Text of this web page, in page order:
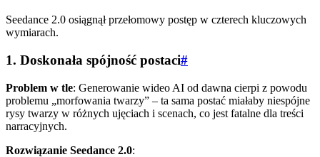
Seedance 2.0 osiągnął przełomowy postęp w czterech kluczowych
wymiarach.
1. Doskonała spójność postaci#
Problem w tle: Generowanie wideo AI od dawna cierpi z powodu
problemu „morfowania twarzy” – ta sama postać miałaby niespójne
rysy twarzy w różnych ujęciach i scenach, co jest fatalne dla treści
narracyjnych.
Rozwiązanie Seedance 2.0: